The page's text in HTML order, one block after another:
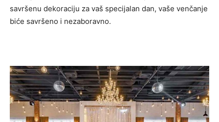
savršenu dekoraciju za vaš specijalan dan, vaše venčanje
biće savršeno i nezaboravno.